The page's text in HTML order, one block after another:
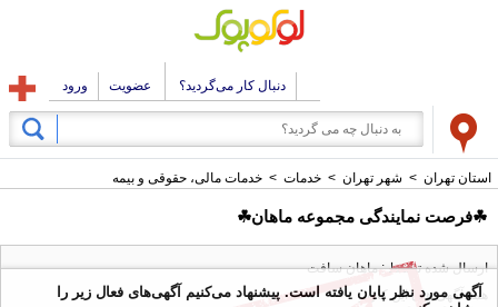
دنبال کار می‌گردید؟ عضویت ورود
استان تهران > شهر تهران > خدمات > خدمات مالی، حقوقی و بیمه
☘فرصت نمایندگی مجموعه ماهان☘
ارسال شده توسط : ماهان سافت
همه آگهی های این کاربر
آگهی مورد نظر پایان یافته است. پیشنهاد می‌کنیم آگهی‌های فعال زیر را